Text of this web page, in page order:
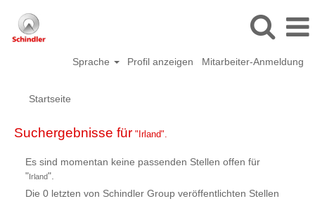
Sprache Profil anzeigen Mitarbeiter-Anmeldung
Startseite
Suchergebnisse für "Irland".
Es sind momentan keine passenden Stellen offen für
"Irland".
Die 0 letzten von Schindler Group veröffentlichten Stellen